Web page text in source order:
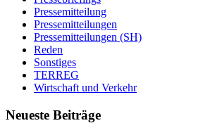
Pressemitteilung
Pressemitteilungen
Pressemitteilungen (SH)
Reden
Sonstiges
TERREG
Wirtschaft und Verkehr
Neueste Beiträge